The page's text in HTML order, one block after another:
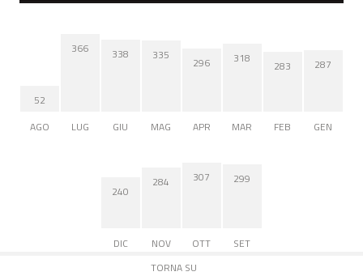
52
AGO
366
LUG
338
GIU
335
MAG
296
APR
318
MAR
283
FEB
287
GEN
240
DIC
284
NOV
307
OTT
299
SET
TORNA SU